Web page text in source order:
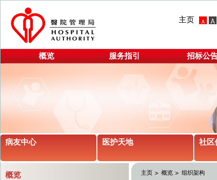
主页
概览 服务指引 招标公
病友中心 医护天地 社区
概览 主页 概览 组织架构